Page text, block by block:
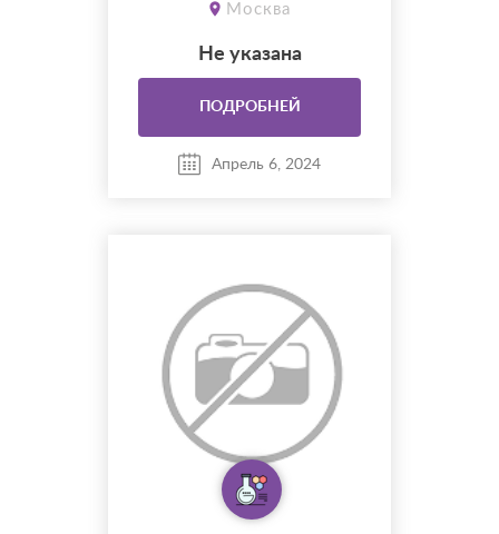
сдаю кровь как донор.
Москва
Не указана
ПОДРОБНЕЙ
Апрель 6, 2024